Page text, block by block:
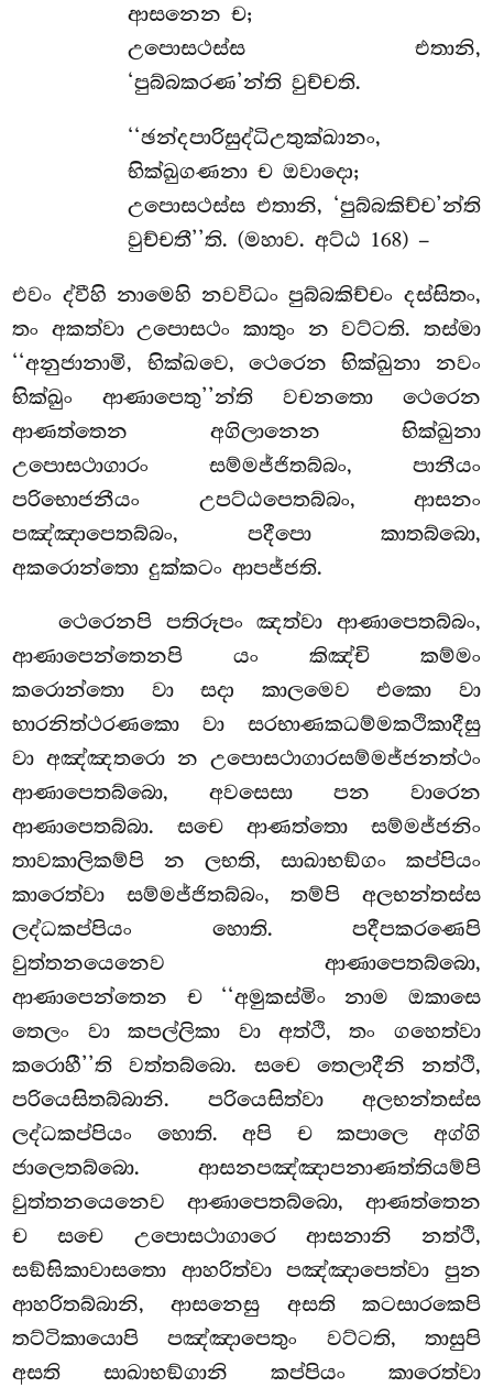
ආසනෙන ච;
උපොසථස්ස එතානි,
‘පුබ්බකරණ’න්ති වුච්චති.
‘‘ඡන්දපාරිසුද්ධිඋතුක්ඛානං,
භික්ඛුගණනා ච ඔවාදො;
උපොසථස්ස එතානි, ‘පුබ්බකිච්ච’න්ති
වුච්චතී’’ති. (මහාව. අට්ඨ 168) –
එවං ද්වීහි නාමෙහි නවවිධං පුබ්බකිච්චං දස්සිතං,
තං අකත්වා උපොසථං කාතුං න වට්ටති. තස්මා
‘‘අනුජානාමි, භික්ඛවෙ, ථෙරෙන භික්ඛුනා නවං
භික්ඛුං ආණාපෙතු’’න්ති වචනතො ථෙරෙන
ආණත්තෙන අගිලානෙන භික්ඛුනා
උපොසථාගාරං සම්මජ්ජිතබ්බං, පානීයං
පරිභොජනීයං උපට්ඨපෙතබ්බං, ආසනං
පඤ්ඤාපෙතබ්බං, පදීපො කාතබ්බො,
අකරොන්තො දුක්කටං ආපජ්ජති.
ථෙරෙනපි පතිරූපං ඤත්වා ආණාපෙතබ්බං,
ආණාපෙන්තෙනපි යං කිඤ්චි කම්මං
කරොන්තො වා සදා කාලමෙව එකො වා
භාරනිත්ථරණකො වා සරභාණකධම්මකථිකාදීසු
වා අඤ්ඤතරො න උපොසථාගාරසම්මජ්ජනත්ථං
ආණාපෙතබ්බො, අවසෙසා පන වාරෙන
ආණාපෙතබ්බා. සචෙ ආණත්තො සම්මජ්ජනිං
තාවකාලිකම්පි න ලභති, සාඛාභඞ්ගං කප්පියං
කාරෙත්වා සම්මජ්ජිතබ්බං, තම්පි අලභන්තස්ස
ලද්ධකප්පියං හොති. පදීපකරණෙපි
වුත්තනයෙනෙව ආණාපෙතබ්බො,
ආණාපෙන්තෙන ච ‘‘අමුකස්මිං නාම ඔකාසෙ
තෙලං වා කපල්ලිකා වා අත්ථි, තං ගහෙත්වා
කරොහී’’ති වත්තබ්බො. සචෙ තෙලාදීනි නත්ථි,
පරියෙසිතබ්බානි. පරියෙසිත්වා අලභන්තස්ස
ලද්ධකප්පියං හොති. අපි ච කපාලෙ අග්ගි
ජාලෙතබ්බො. ආසනපඤ්ඤාපනාණත්තියම්පි
වුත්තනයෙනෙව ආණාපෙතබ්බො, ආණත්තෙන
ච සචෙ උපොසථාගාරෙ ආසනානි නත්ථි,
සඞ්ඝිකාවාසතො ආහරිත්වා පඤ්ඤාපෙත්වා පුන
ආහරිතබ්බානි, ආසනෙසු අසති කටසාරකෙපි
තට්ටිකායොපි පඤ්ඤාපෙතුං වට්ටති, තාසුපි
අසති සාඛාභඞ්ගානි කප්පියං කාරෙත්වා